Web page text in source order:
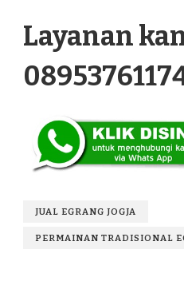
Layanan
JUAL EGRANG JOGJA
PERMAINAN TRADISIONAL